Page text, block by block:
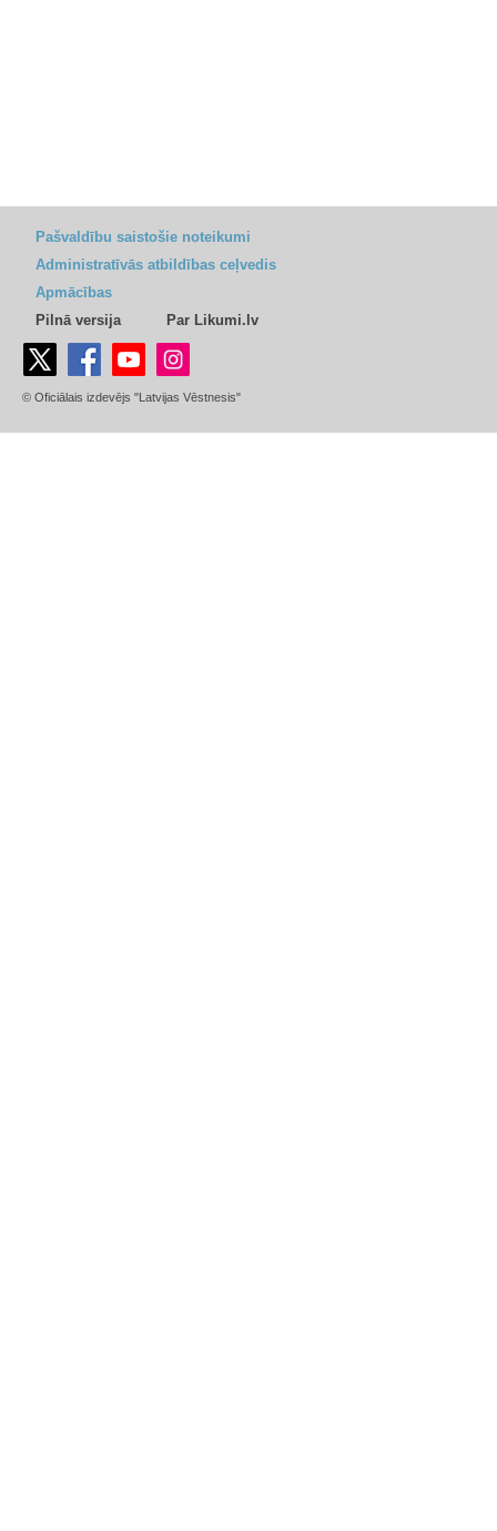
Pašvaldību saistošie noteikumi
Administratīvās atbildības ceļvedis
Apmācības
Pilnā versija
Par Likumi.lv
© Oficiālais izdevējs "Latvijas Vēstnesis"